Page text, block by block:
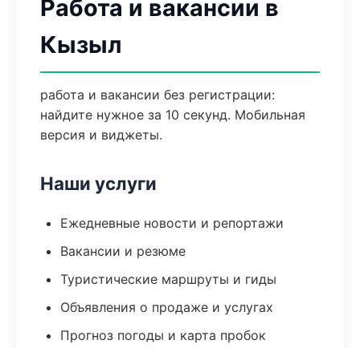
Работа и вакансии в
Кызыл
работа и вакансии без регистрации:
найдите нужное за 10 секунд. Мобильная
версия и виджеты.
Наши услуги
Ежедневные новости и репортажи
Вакансии и резюме
Туристические маршруты и гиды
Объявления о продаже и услугах
Прогноз погоды и карта пробок